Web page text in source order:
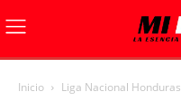
Inicio Liga Nacional Honduras